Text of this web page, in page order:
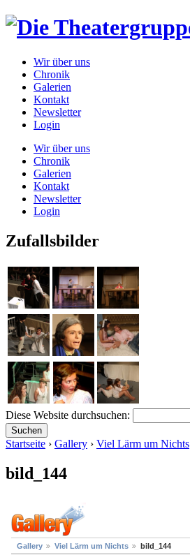
Wir über uns
Chronik
Galerien
Kontakt
Newsletter
Login
Wir über uns
Chronik
Galerien
Kontakt
Newsletter
Login
Zufallsbilder
Diese Website durchsuchen:
Startseite › Gallery › Viel Lärm um Nichts
bild_144
Gallery Viel Lärm um Nichts bild_144